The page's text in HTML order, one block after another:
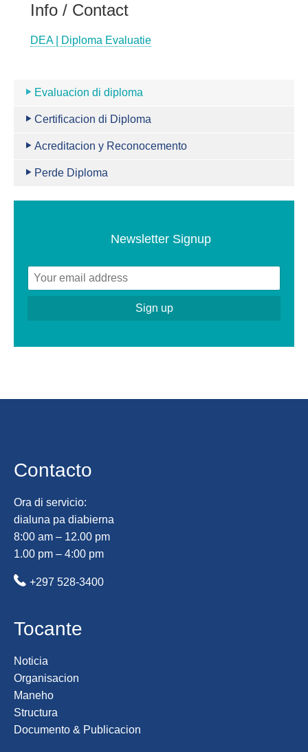
Info / Contact
DEA | Diploma Evaluatie
Evaluacion di diploma
Certificacion di Diploma
Acreditacion y Reconocemento
Perde Diploma
Newsletter Signup
Contacto
Ora di servicio:
dialuna pa diabierna
8:00 am – 12.00 pm
1.00 pm – 4:00 pm
+297 528-3400
Tocante
Noticia
Organisacion
Maneho
Structura
Documento & Publicacion